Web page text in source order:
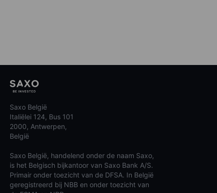
Saxo België
Italiëlei 124, Bus 101
2000, Antwerpen,
België
Saxo België, handelend onder de naam Saxo,
is het Belgisch bijkantoor van Saxo Bank A/S.
Primair onder toezicht van de DFSA. In België
geregistreerd bij NBB en onder toezicht van